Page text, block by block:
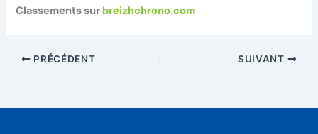
Classements sur breizhchrono.com
PRÉCÉDENT SUIVANT